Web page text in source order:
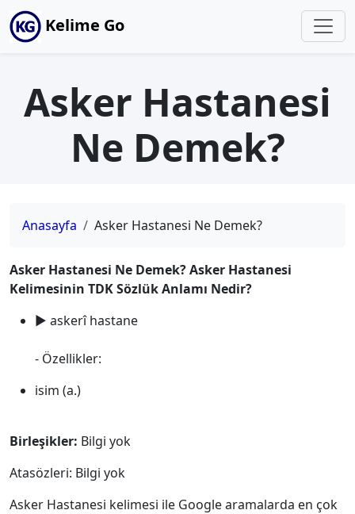
Kelime Go
Asker Hastanesi
Ne Demek?
Anasayfa Asker Hastanesi Ne Demek?
Asker Hastanesi Ne Demek? Asker Hastanesi
Kelimesinin TDK Sözlük Anlamı Nedir?
► askerî hastane
- Özellikler:
isim (a.)
Birleşikler: Bilgi yok
Atasözleri: Bilgi yok
Asker Hastanesi kelimesi ile Google aramalarda en çok